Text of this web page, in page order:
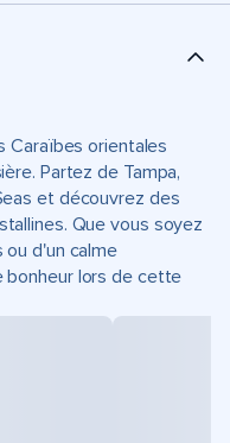
Caraïbes orientales
Partez de Tampa,
et découvrez des
Que vous soyez
d'un calme
bonheur lors de cette